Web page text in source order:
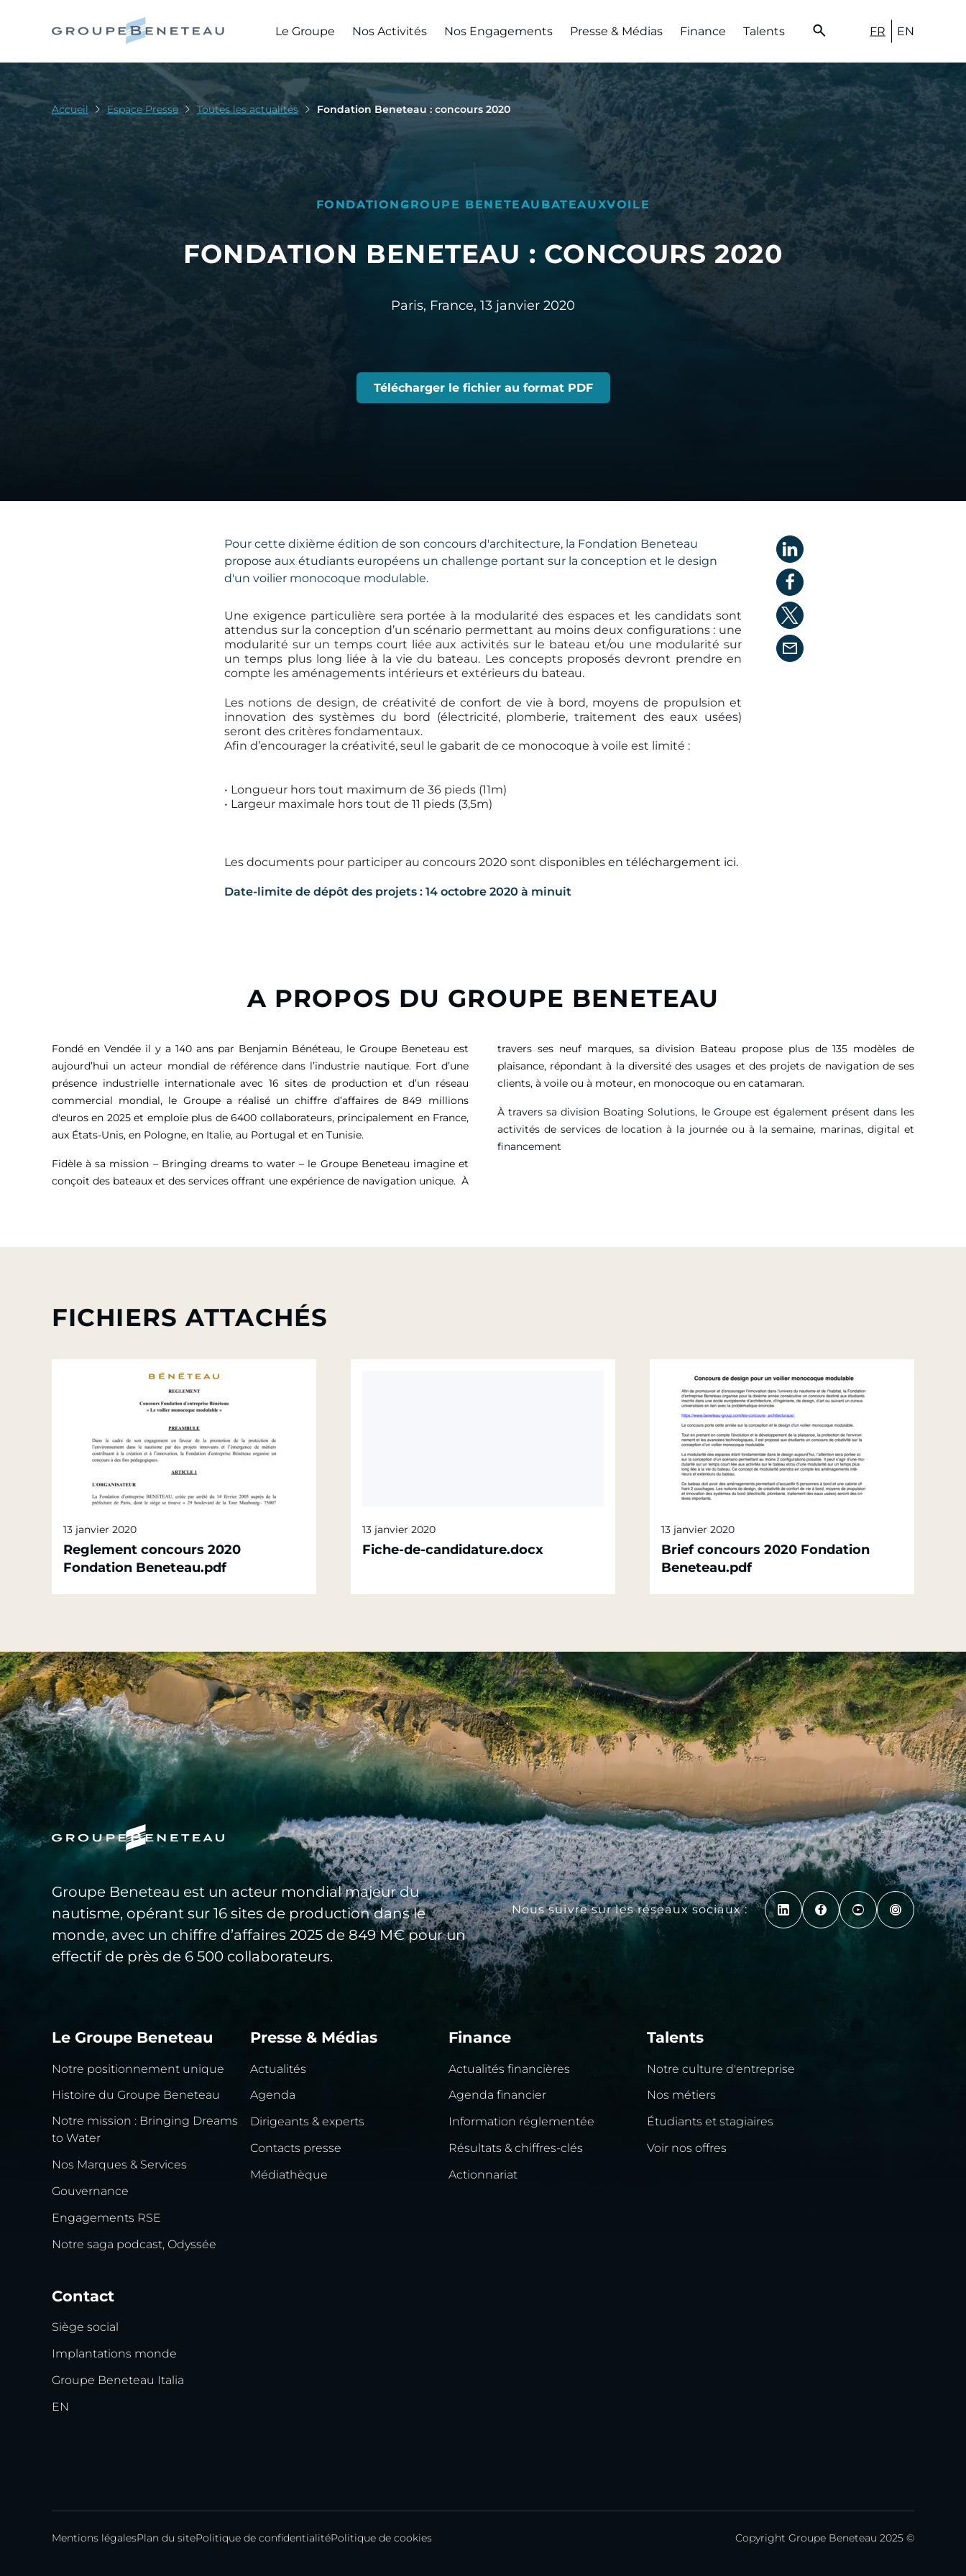
Le Groupe Nos Activités Nos Engagements Presse & Médias Finance Talents FR EN
Accueil Espace Presse Toutes les actualités Fondation Beneteau : concours 2020
FONDATIONGROUPE BENETEAU BATEAUXVOILE
FONDATION BENETEAU : CONCOURS 2020
Paris, France, 13 janvier 2020
Télécharger le fichier au format PDF
Pour cette dixième édition de son concours d'architecture, la Fondation Beneteau
propose aux étudiants européens un challenge portant sur la conception et le design
d'un voilier monocoque modulable.
Une exigence particulière sera portée à la modularité des espaces et les candidats sont
attendus sur la conception d’un scénario permettant au moins deux configurations : une
modularité sur un temps court liée aux activités sur le bateau et/ou une modularité sur
un temps plus long liée à la vie du bateau. Les concepts proposés devront prendre en
compte les aménagements intérieurs et extérieurs du bateau.
Les notions de design, de créativité de confort de vie à bord, moyens de propulsion et
innovation des systèmes du bord (électricité, plomberie, traitement des eaux usées)
seront des critères fondamentaux.
Afin d’encourager la créativité, seul le gabarit de ce monocoque à voile est limité :
• Longueur hors tout maximum de 36 pieds (11m)
• Largeur maximale hors tout de 11 pieds (3,5m)
Les documents pour participer au concours 2020 sont disponibles en téléchargement ici.
Date-limite de dépôt des projets : 14 octobre 2020 à minuit
A PROPOS DU GROUPE BENETEAU
Fondé en Vendée il y a 140 ans par Benjamin Bénéteau, le Groupe Beneteau est
aujourd’hui un acteur mondial de référence dans l’industrie nautique. Fort d’une
présence industrielle internationale avec 16 sites de production et d’un réseau
commercial mondial, le Groupe a réalisé un chiffre d’affaires de 849 millions
d'euros en 2025 et emploie plus de 6400 collaborateurs, principalement en France,
aux États-Unis, en Pologne, en Italie, au Portugal et en Tunisie.
Fidèle à sa mission – Bringing dreams to water – le Groupe Beneteau imagine et
conçoit des bateaux et des services offrant une expérience de navigation unique. À
travers ses neuf marques, sa division Bateau propose plus de 135 modèles de
plaisance, répondant à la diversité des usages et des projets de navigation de ses
clients, à voile ou à moteur, en monocoque ou en catamaran.
À travers sa division Boating Solutions, le Groupe est également présent dans les
activités de services de location à la journée ou à la semaine, marinas, digital et
financement
FICHIERS ATTACHÉS
13 janvier 2020
Reglement concours 2020
Fondation Beneteau.pdf
13 janvier 2020
Fiche-de-candidature.docx
13 janvier 2020
Brief concours 2020 Fondation
Beneteau.pdf
Groupe Beneteau est un acteur mondial majeur du
nautisme, opérant sur 16 sites de production dans le
monde, avec un chiffre d’affaires 2025 de 849 M€ pour un
effectif de près de 6 500 collaborateurs.
Nous suivre sur les réseaux sociaux :
Le Groupe Beneteau
Notre positionnement unique
Histoire du Groupe Beneteau
Notre mission : Bringing Dreams
to Water
Nos Marques & Services
Gouvernance
Engagements RSE
Notre saga podcast, Odyssée
Presse & Médias
Actualités
Agenda
Dirigeants & experts
Contacts presse
Médiathèque
Finance
Actualités financières
Agenda financier
Information réglementée
Résultats & chiffres-clés
Actionnariat
Talents
Notre culture d'entreprise
Nos métiers
Étudiants et stagiaires
Voir nos offres
Contact
Siège social
Implantations monde
Groupe Beneteau Italia
EN
Mentions légalesPlan du sitePolitique de confidentialitéPolitique de cookies Copyright Groupe Beneteau 2025 ©